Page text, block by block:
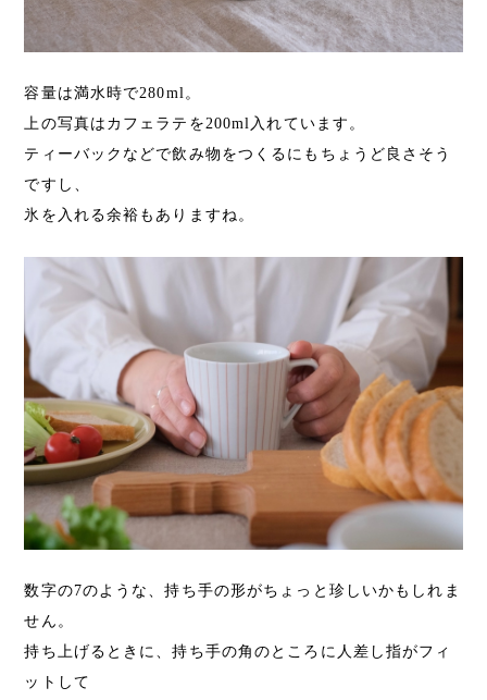
容量は満水時で280ml。
上の写真はカフェラテを200ml入れています。
ティーバックなどで飲み物をつくるにもちょうど良さそう
ですし、
氷を入れる余裕もありますね。
数字の7のような、持ち手の形がちょっと珍しいかもしれま
せん。
持ち上げるときに、持ち手の角のところに人差し指がフィ
ットして